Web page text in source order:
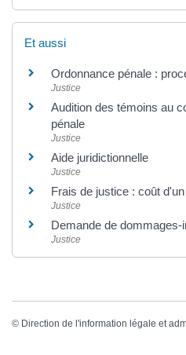
Et aussi
Ordonnance pénale :
Justice
Audition des témoins au
pénale
Justice
Aide juridictionnelle
Justice
Frais de justice : coût
Justice
Demande de dommages-
Justice
© Direction de l'information légale et